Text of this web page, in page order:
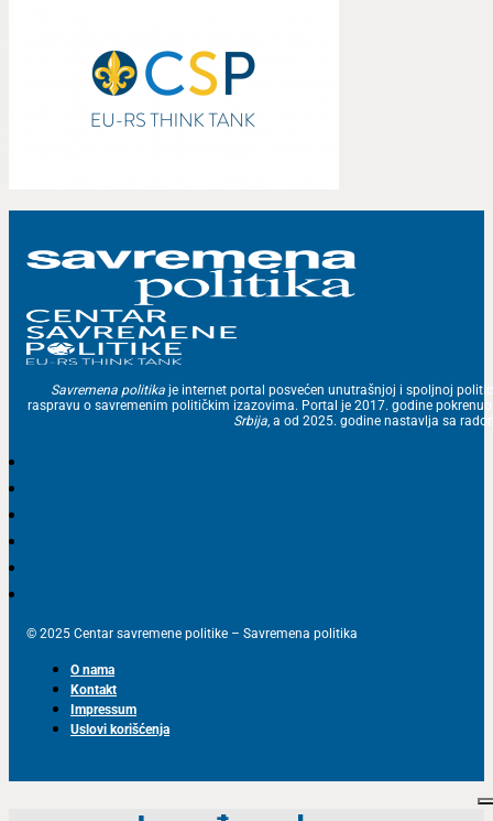
Savremena politika je internet portal posvećen unutrašnjoj i spoljnoj
raspravu o savremenim političkim izazovima. Portal je 2017. godine
Srbija, a od 2025. godine nastavlja sa
© 2025 Centar savremene politike – Savremena politika
O nama
Kontakt
Impressum
Uslovi korišćenja